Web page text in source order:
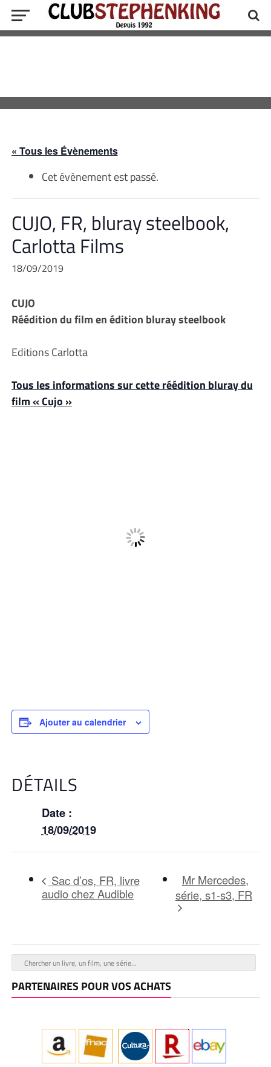
« Tous les Évènements
Cet évènement est passé.
CUJO, FR, bluray steelbook,
Carlotta Films
18/09/2019
CUJO
Réédition du film en édition bluray steelbook
Editions Carlotta
Tous les informations sur cette réédition bluray du
film « Cujo »
Ajouter au calendrier
DÉTAILS
Date :
18/09/2019
Sac d’os, FR, livre
audio chez Audible
Mr Mercedes,
série, s1-s3, FR
PARTENAIRES POUR VOS ACHATS